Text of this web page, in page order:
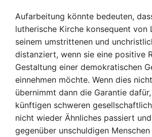
Aufarbeitung könnte bedeuten,
lutherische Kirche konsequent von
seinem umstrittenen und
distanziert, wenn sie eine positive
Gestaltung einer demokratischen
einnehmen möchte. Wenn dies
übernimmt dann die Garantie
künftigen schweren
nicht wieder Ähnliches passiert
gegenüber unschuldigen